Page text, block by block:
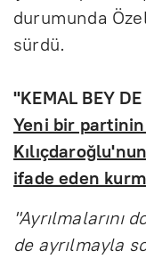
durumunda
sürdü.
"KEMAL BEY
Yeni bir
ifade eden
"Ayrılmalarını
de ayrılmayla